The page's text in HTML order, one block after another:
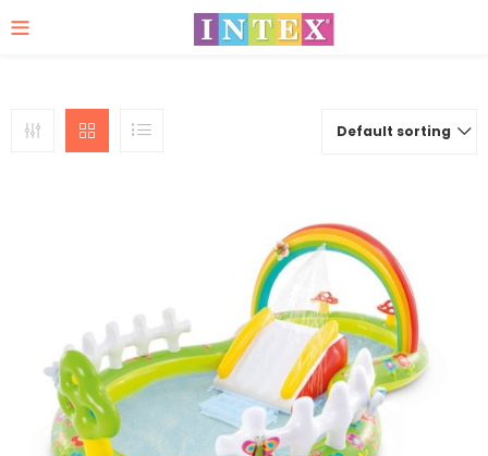
Default sorting